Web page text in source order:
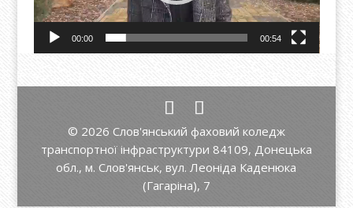
00:00 00:54
© 2026 Слов'янський фаховий коледж
транспортної інфраструктури 84109, Донецька
обл., м. Слов'янськ, вул. Леоніда Каденюка
(Гагаріна), 7